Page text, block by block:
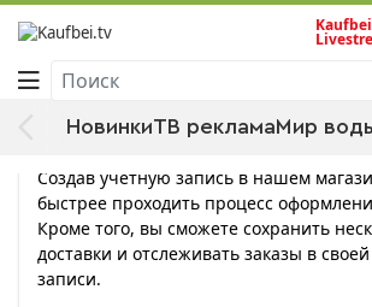
Поиск
НовинкиТВ рекламаМир
Войти
Открыть аккаунт
Создав учетную запись в нашем
быстрее проходить процесс
Кроме того, вы сможете сохранить
доставки и отслеживать заказы в
записи.